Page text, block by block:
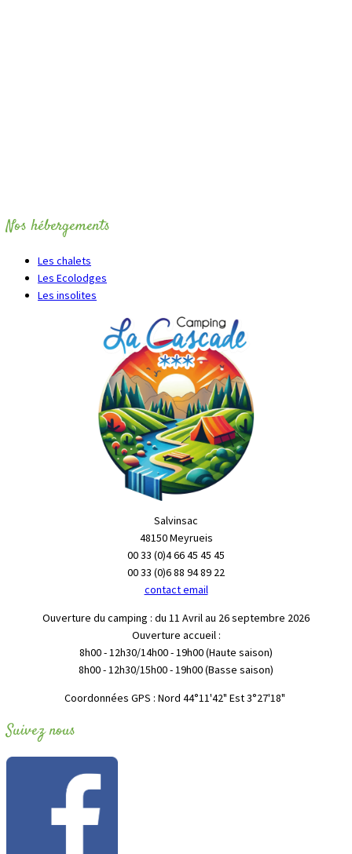
Nos hébergements
Les chalets
Les Ecolodges
Les insolites
Salvinsac
48150 Meyrueis
00 33 (0)4 66 45 45 45
00 33 (0)6 88 94 89 22
contact email
Ouverture du camping : du 11 Avril au 26 septembre 2026
Ouverture accueil :
8h00 - 12h30/14h00 - 19h00 (Haute saison)
8h00 - 12h30/15h00 - 19h00 (Basse saison)
"Coordonnées GPS : Nord 44°11'42" Est 3°27'18
Suivez nous